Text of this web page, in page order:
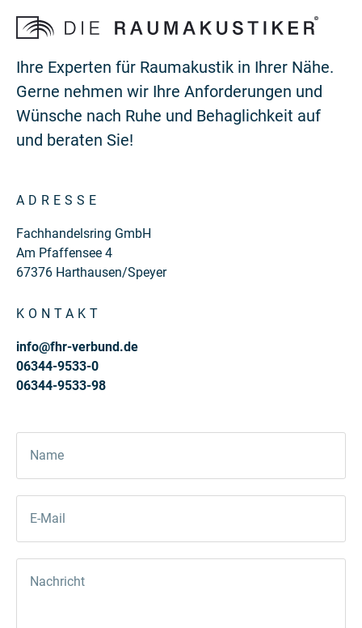
Ihre Experten für Raumakustik in Ihrer Nähe.
Gerne nehmen wir Ihre Anforderungen und
Wünsche nach Ruhe und Behaglichkeit auf
und beraten Sie!
ADRESSE
Fachhandelsring GmbH
Am Pfaffensee 4
67376 Harthausen/Speyer
KONTAKT
info@fhr-verbund.de
06344-9533-0
06344-9533-98